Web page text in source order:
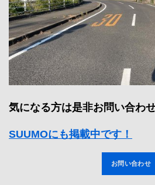
気になる方は是非お問い合わ
SUUMOにも掲載中です！
お問い合わせ